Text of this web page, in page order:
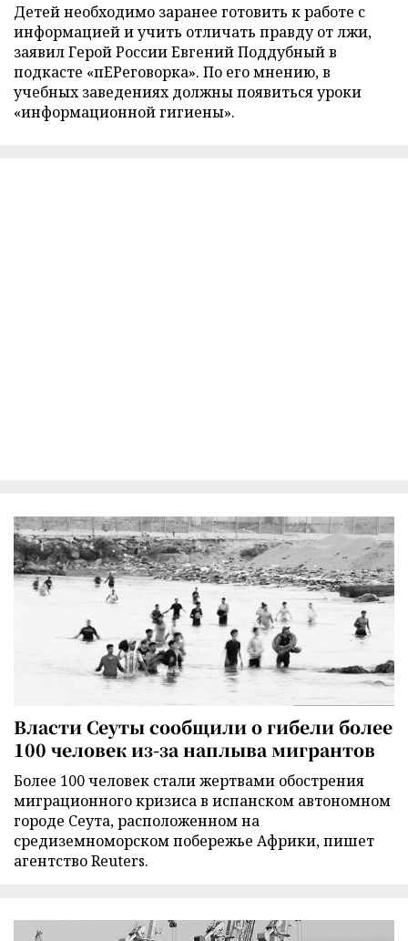
Детей необходимо заранее готовить к работе с
информацией и учить отличать правду от лжи,
заявил Герой России Евгений Поддубный в
подкасте «пЕРеговорка». По его мнению, в
учебных заведениях должны появиться уроки
«информационной гигиены».
Власти Сеуты сообщили о гибели более
100 человек из-за наплыва мигрантов
Более 100 человек стали жертвами обострения
миграционного кризиса в испанском автономном
городе Сеута, расположенном на
средиземноморском побережье Африки, пишет
агентство Reuters.